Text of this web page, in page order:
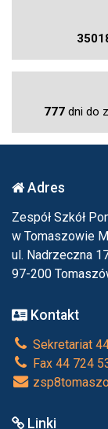
777dni do
Adres
Zespół Szkół
w Tomaszowie
ul. Nadrzeczna
97-200
Kontakt
Sekretariat
Fax 44 724
Linki